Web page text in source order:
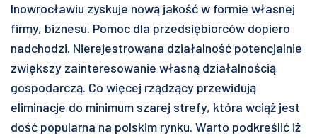
Inowrocławiu zyskuje nową jakość w formie własnej
firmy, biznesu. Pomoc dla przedsiębiorców dopiero
nadchodzi. Nierejestrowana działalność potencjalnie
zwiększy zainteresowanie własną działalnością
gospodarczą. Co więcej rządzący przewidują
eliminacje do minimum szarej strefy, która wciąż jest
dość popularna na polskim rynku. Warto podkreślić iż